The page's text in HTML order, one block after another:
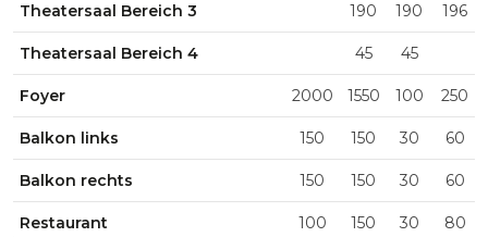
Theatersaal Bereich 3 190 190 196
Theatersaal Bereich 4 45 45
Foyer 2000 1550 100 250
Balkon links 150 150 30 60
Balkon rechts 150 150 30 60
Restaurant 100 150 30 80